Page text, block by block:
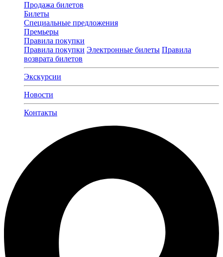
Продажа билетов
Билеты
Специальные предложения
Премьеры
Правила покупки
Правила покупки Электронные билеты Правила
возврата билетов
Экскурсии
Новости
Контакты